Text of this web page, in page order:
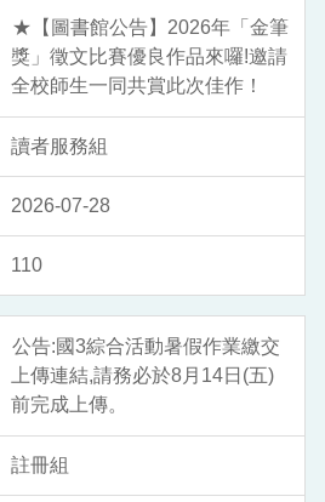
★【圖書館公告】2026年「金筆
獎」徵文比賽優良作品來囉!邀請
全校師生一同共賞此次佳作！
讀者服務組
2026-07-28
110
公告:國3綜合活動暑假作業繳交
上傳連結,請務必於8月14日(五)
前完成上傳。
註冊組